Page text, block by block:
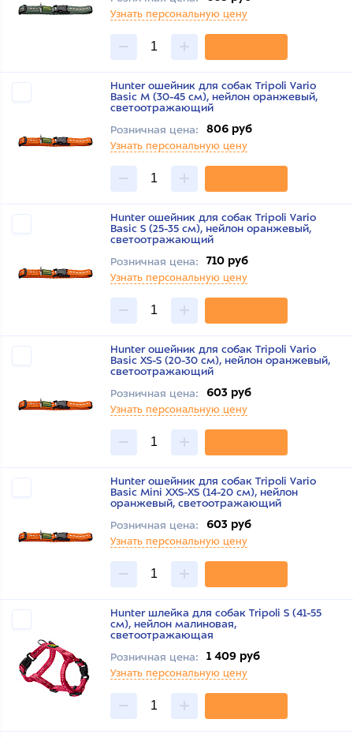
Узнать персональную цену
Hunter ошейник для собак Tripoli Vario
Basic M (30-45 см), нейлон оранжевый,
светоотражающий
Розничная цена:
806 руб
Узнать персональную цену
Hunter ошейник для собак Tripoli Vario
Basic S (25-35 см), нейлон оранжевый,
светоотражающий
Розничная цена:
710 руб
Узнать персональную цену
Hunter ошейник для собак Tripoli Vario
Basic XS-S (20-30 см), нейлон оранжевый,
светоотражающий
Розничная цена:
603 руб
Узнать персональную цену
Hunter ошейник для собак Tripoli Vario
Basic Mini XXS-XS (14-20 см), нейлон
оранжевый, светоотражающий
Розничная цена:
603 руб
Узнать персональную цену
Hunter шлейка для собак Tripoli S (41-55
см), нейлон малиновая,
светоотражающая
Розничная цена:
1 409 руб
Узнать персональную цену